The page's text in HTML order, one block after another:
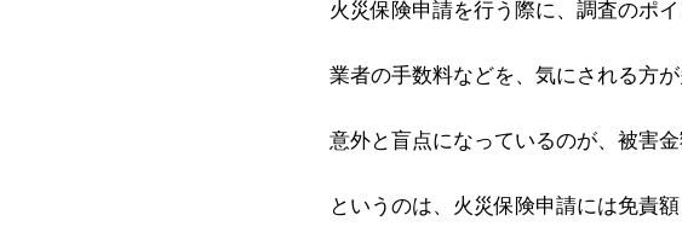
火災保険申請を行う際に、調査のポイ
業者の手数料などを、気にされる方が
意外と盲点になっているのが、被害金
というのは、火災保険申請には免責